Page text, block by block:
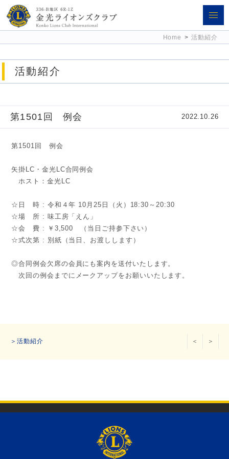
金光ライオンズクラブ 336-B地区
6R-1Z
Home > 活動紹介
活動紹介
2022.10.26
第1501回 例会
第1501回 例会
矢掛LC・金光LC合同例会
ホスト：金光LC
☆日 時 : 令和４年 10月25日（火）18:30～20:30
☆場 所 : 味工房「えん」
☆会 費 : ￥3,500 （当日ご持参下さい）
☆式次第 : 別紙（当日、お渡しします）
◎合同例会欠席の会員にも案内を送付いたします。
次回の例会までにメークアップをお願いいたします。
＞活動紹介 ＜ ＞